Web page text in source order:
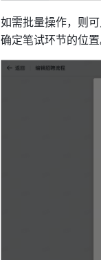
如需批量操作，则
确定笔试环节的位置